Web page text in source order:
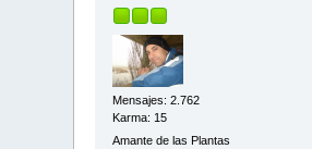
Mensajes: 2.762
Karma: 15
Amante de las Plantas